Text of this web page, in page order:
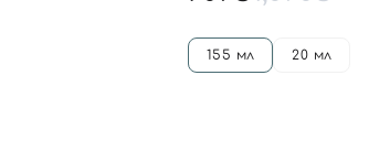
155 мл 20 мл